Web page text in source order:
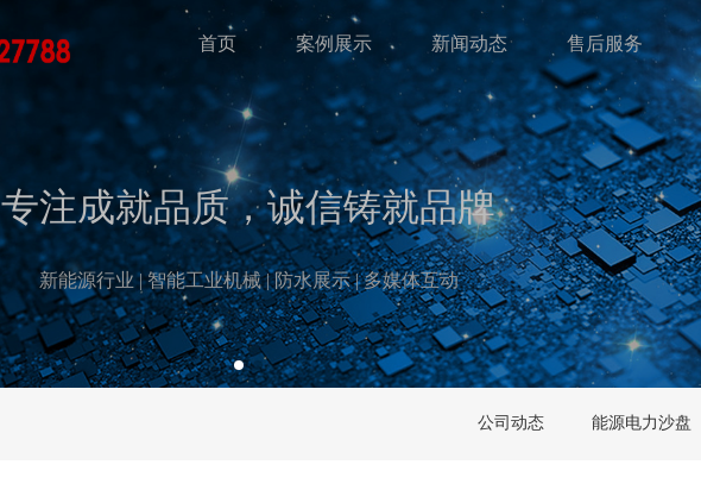
首页 案例展示 新闻动态 售后服务
专注成就品质，诚信铸就品牌
新能源行业 | 智能工业机械 | 防水展示 | 多媒体互动
公司动态 能源电力沙盘